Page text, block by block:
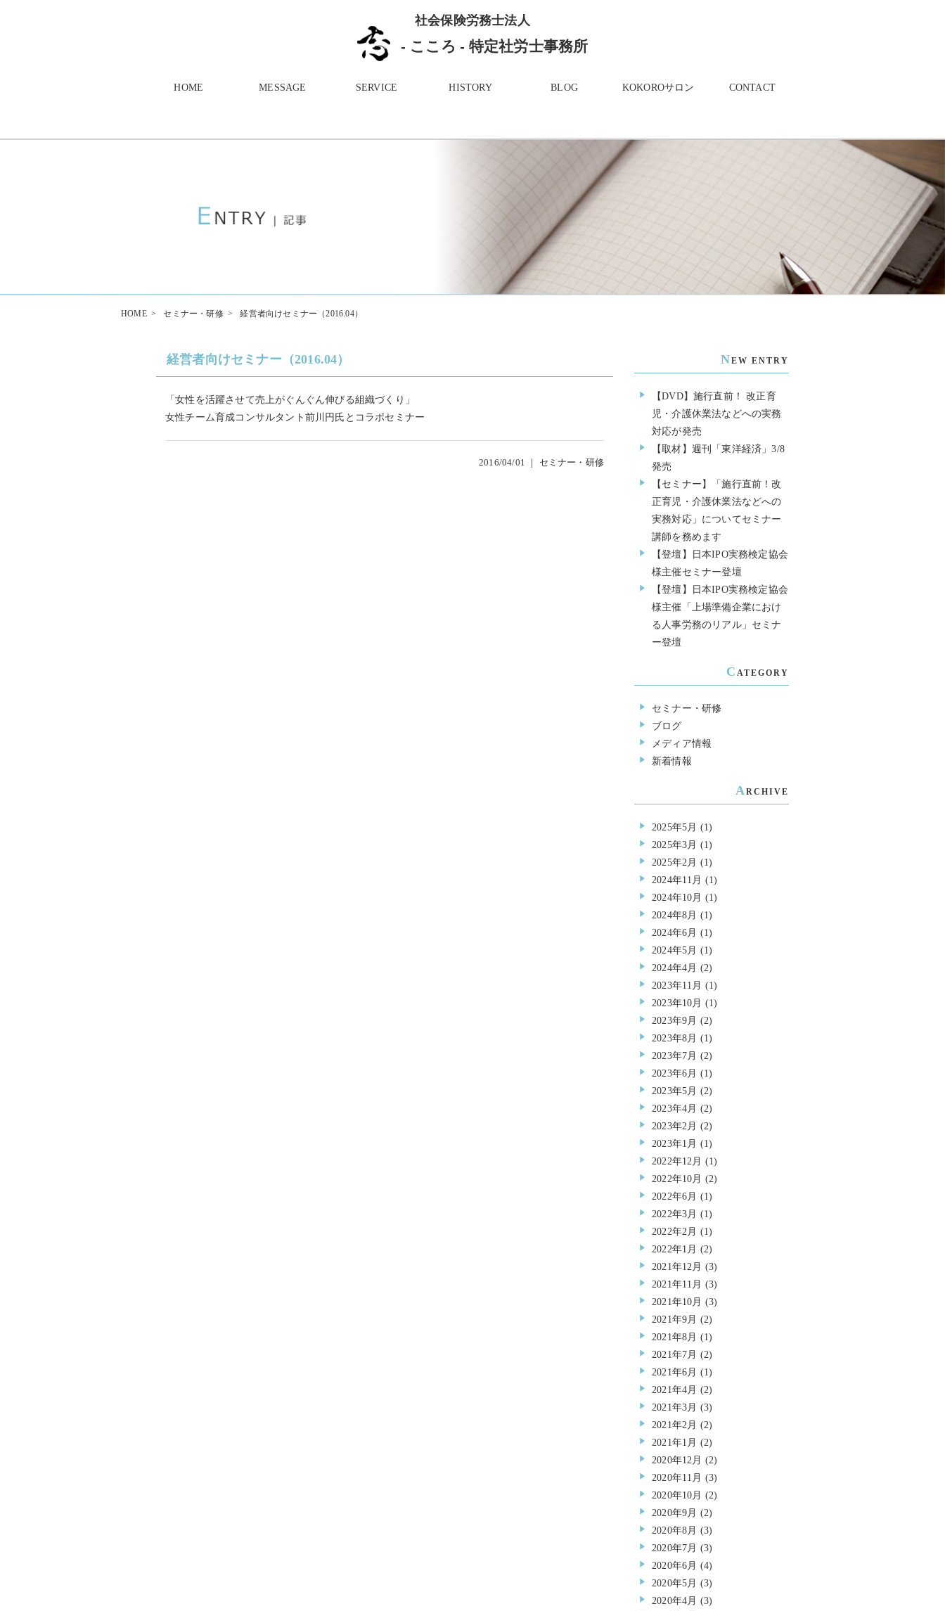
社会保険労務士法人
- こころ - 特定社労士事務所
HOME MESSAGE SERVICE HISTORY BLOG KOKOROサロン CONTACT
HOME> セミナー・研修> 経営者向けセミナー（2016.04）
経営者向けセミナー（2016.04）
「女性を活躍させて売上がぐんぐん伸びる組織づくり」
女性チーム育成コンサルタント前川円氏とコラボセミナー
2016/04/01 ｜ セミナー・研修
NEW ENTRY
【DVD】施行直前！ 改正育
児・介護休業法などへの実務
対応が発売
【取材】週刊「東洋経済」3/8
発売
【セミナー】「施行直前！改
正育児・介護休業法などへの
実務対応」についてセミナー
講師を務めます
【登壇】日本IPO実務検定協会
様主催セミナー登壇
【登壇】日本IPO実務検定協会
様主催「上場準備企業におけ
る人事労務のリアル」セミナ
ー登壇
C ATEGORY
セミナー・研修
ブログ
メディア情報
新着情報
A RCHIVE
2025年5月 (1)
2025年3月 (1)
2025年2月 (1)
2024年11月 (1)
2024年10月 (1)
2024年8月 (1)
2024年6月 (1)
2024年5月 (1)
2024年4月 (2)
2023年11月 (1)
2023年10月 (1)
2023年9月 (2)
2023年8月 (1)
2023年7月 (2)
2023年6月 (1)
2023年5月 (2)
2023年4月 (2)
2023年2月 (2)
2023年1月 (1)
2022年12月 (1)
2022年10月 (2)
2022年6月 (1)
2022年3月 (1)
2022年2月 (1)
2022年1月 (2)
2021年12月 (3)
2021年11月 (3)
2021年10月 (3)
2021年9月 (2)
2021年8月 (1)
2021年7月 (2)
2021年6月 (1)
2021年4月 (2)
2021年3月 (3)
2021年2月 (2)
2021年1月 (2)
2020年12月 (2)
2020年11月 (3)
2020年10月 (2)
2020年9月 (2)
2020年8月 (3)
2020年7月 (3)
2020年6月 (4)
2020年5月 (3)
2020年4月 (3)